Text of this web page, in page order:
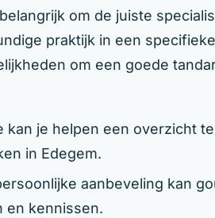
om de juiste
praktijk in een
om een goede
kan je helpen een overzicht
in Edegem.
aanbeveling kan
en kennissen.